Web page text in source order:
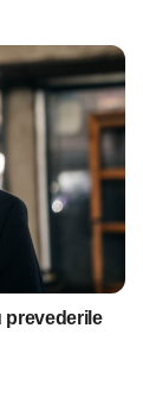
prevederile